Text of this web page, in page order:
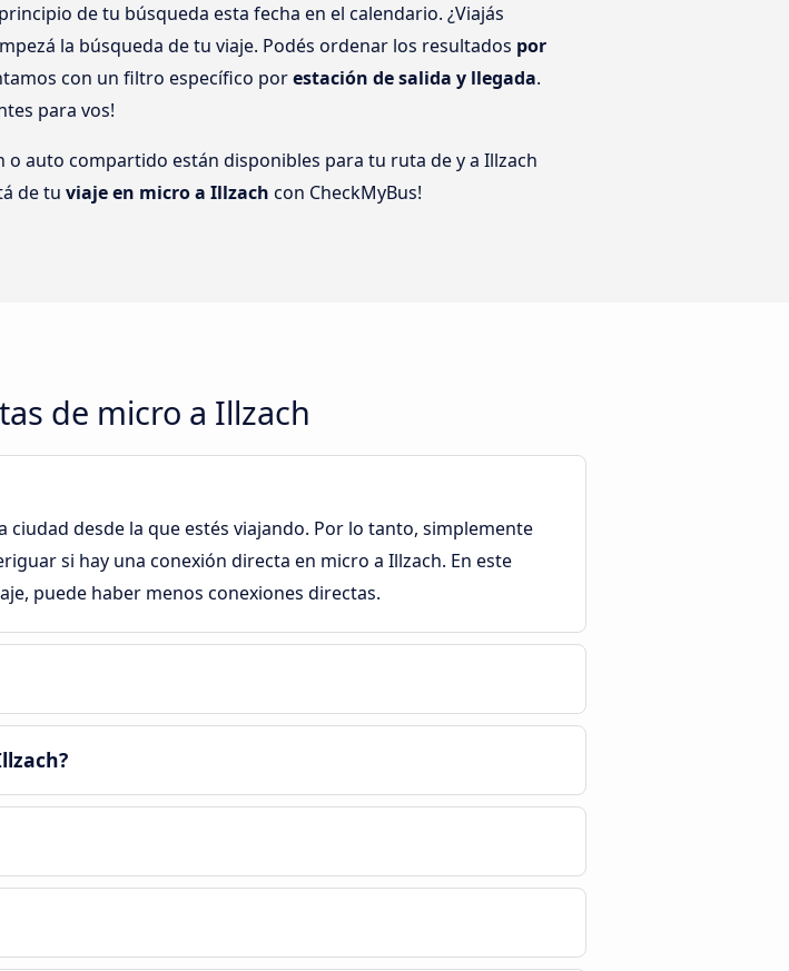
de tu búsqueda esta fecha en el calendario. ¿Viajás
la búsqueda de tu viaje. Podés ordenar los resultados por
con un filtro específico porestación de salida y llegada.
para vos!
auto compartido están disponibles para tu ruta de y a Illzach
de tu viaje en micro a Illzach con CheckMyBus!
de micro a Illzach
desde la que estés viajando. Por lo tanto, simplemente
si hay una conexión directa en micro a Illzach. En este
puede haber menos conexiones directas.